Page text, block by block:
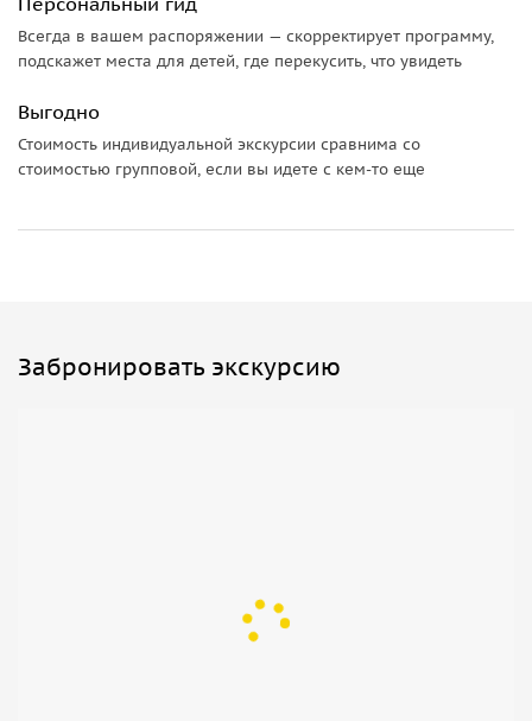
Всегда в вашем распоряжении — скорректирует программу,
подскажет места для детей, где перекусить, что увидеть
Выгодно
Стоимость индивидуальной экскурсии сравнима со
стоимостью групповой, если вы идете с кем-то еще
Забронировать экскурсию